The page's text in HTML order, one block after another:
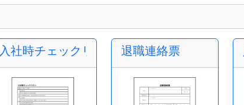
入社時チェックリスト 退職連絡票